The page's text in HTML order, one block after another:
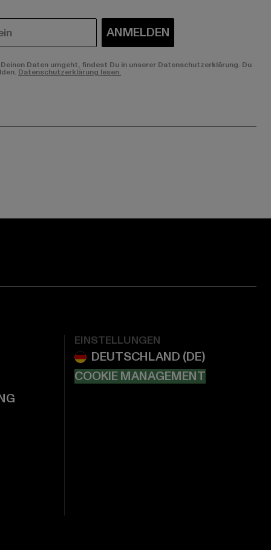
ANMELDEN
Daten umgeht, findest Du in unserer Datenschutzerklärung. Du
Datenschutzerklärung lesen.
EINSTELLUNGEN
COOKIE MANAGEMENT